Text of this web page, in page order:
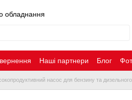
обладнання
Наші партнери Блог
насос для бензину та